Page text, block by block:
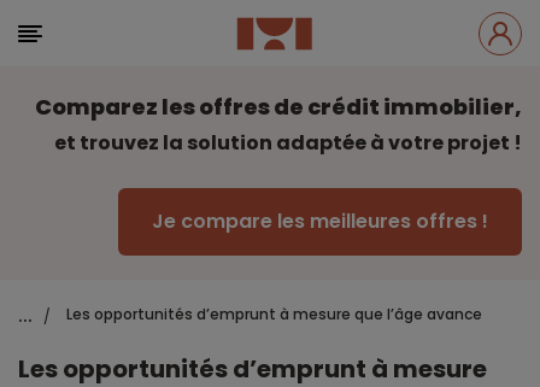
Comparez les offres de crédit immobilier,
et trouvez la solution adaptée à votre projet !
Je compare les meilleures offres !
... / Les opportunités d’emprunt à mesure que l’âge avance
Les opportunités d’emprunt à mesure